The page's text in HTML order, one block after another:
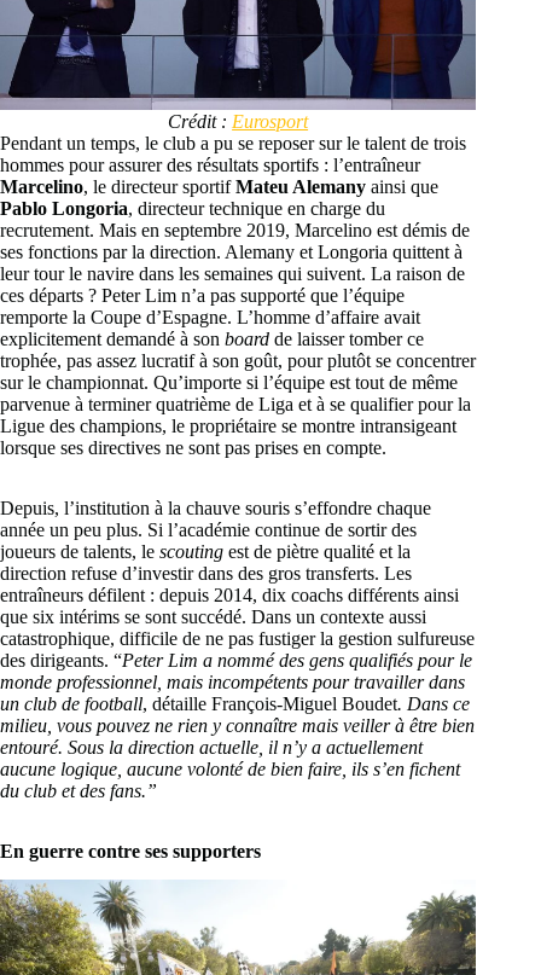
Crédit : Eurosport
Pendant un temps, le club a pu se reposer sur le talent de trois
hommes pour assurer des résultats sportifs : l’entraîneur
Marcelino, le directeur sportifMateu Alemany ainsi que
Pablo Longoria, directeur technique en charge du
recrutement. Mais en septembre 2019, Marcelino est démis de
ses fonctions par la direction. Alemany et Longoria quittent à
leur tour le navire dans les semaines qui suivent. La raison de
ces départs ? Peter Lim n’a pas supporté que l’équipe
remporte la Coupe d’Espagne. L’homme d’affaire avait
explicitement demandé à son board de laisser tomber ce
trophée, pas assez lucratif à son goût, pour plutôt se concentrer
sur le championnat. Qu’importe si l’équipe est tout de même
parvenue à terminer quatrième de Liga et à se qualifier pour la
Ligue des champions, le propriétaire se montre intransigeant
lorsque ses directives ne sont pas prises en compte.
Depuis, l’institution à la chauve souris s’effondre chaque
année un peu plus. Si l’académie continue de sortir des
joueurs de talents, le scouting est de piètre qualité et la
direction refuse d’investir dans des gros transferts. Les
entraîneurs défilent : depuis 2014, dix coachs différents ainsi
que six intérims se sont succédé. Dans un contexte aussi
catastrophique, difficile de ne pas fustiger la gestion sulfureuse
des dirigeants. “Peter Lim a nommé des gens qualifiés pour le
monde professionnel, mais incompétents pour travailler dans
un club de football, détaille François-Miguel Boudet. Dans ce
milieu, vous pouvez ne rien y connaître mais veiller à être bien
entouré. Sous la direction actuelle, il n’y a actuellement
aucune logique, aucune volonté de bien faire, ils s’en fichent
du club et des fans.”
En guerre contre ses supporters